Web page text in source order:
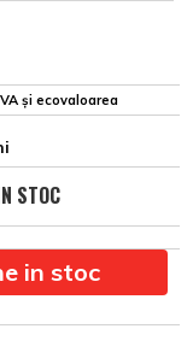
și ecovaloarea
STOC
in stoc